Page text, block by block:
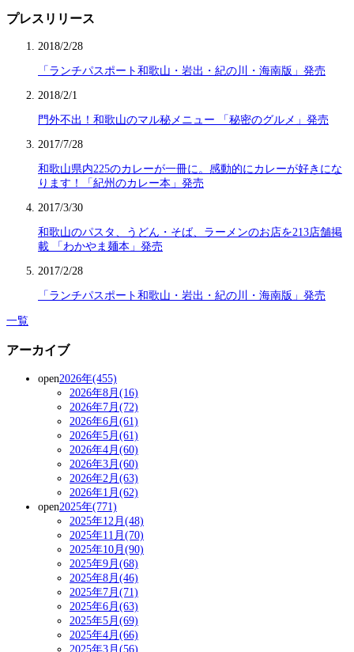
プレスリリース
2018/2/28
「ランチパスポート和歌山・岩出・紀の川・海南版」発売
2018/2/1
門外不出！和歌山のマル秘メニュー 「秘密のグルメ」発売
2017/7/28
和歌山県内225のカレーが一冊に。感動的にカレーが好きにな
ります！「紀州のカレー本」発売
2017/3/30
和歌山のパスタ、うどん・そば、ラーメンのお店を213店舗掲
載 「わかやま麺本」発売
2017/2/28
「ランチパスポート和歌山・岩出・紀の川・海南版」発売
一覧
アーカイブ
open2026年(455)
2026年8月(16)
2026年7月(72)
2026年6月(61)
2026年5月(61)
2026年4月(60)
2026年3月(60)
2026年2月(63)
2026年1月(62)
open2025年(771)
2025年12月(48)
2025年11月(70)
2025年10月(90)
2025年9月(68)
2025年8月(46)
2025年7月(71)
2025年6月(63)
2025年5月(69)
2025年4月(66)
2025年3月(56)